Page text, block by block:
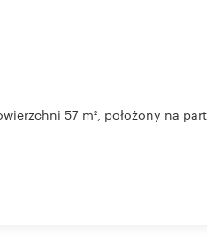
57 m², położony na